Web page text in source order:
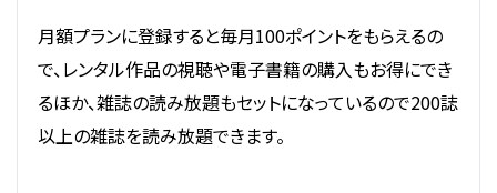
月額プランに登録すると毎月100ポイントをもらえるの
で、レンタル作品の視聴や電子書籍の購入もお得にでき
るほか、雑誌の読み放題もセットになっているので200誌
以上の雑誌を読み放題できます。